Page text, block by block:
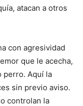
atacan a otros
con agresividad
que le acecha,
perro. Aquí la
sin previo aviso.
controlan la